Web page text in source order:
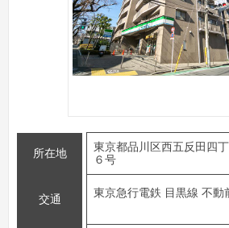
所在地
東京都品川区西五反田四
６号
交通
東京急行電鉄 目黒線 不動